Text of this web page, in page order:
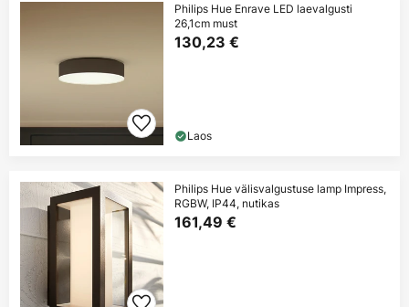
Philips Hue Enrave LED laevalgusti
26,1cm must
130,23 €
Laos
Philips Hue välisvalgustuse lamp Impress,
RGBW, IP44, nutikas
161,49 €